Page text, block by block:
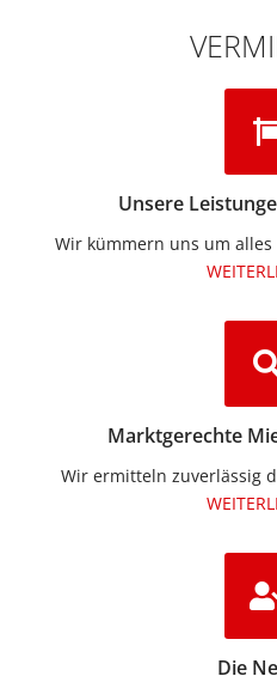
Unsere
Wir kümmern uns um
Marktgerechte
Wir ermitteln zuverlässig
Die